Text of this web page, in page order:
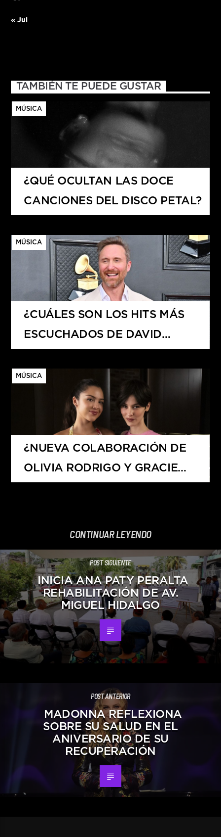
« Jul
TAMBIÉN TE PUEDE GUSTAR
MÚSICA
¿QUÉ OCULTAN LAS DOCE
CANCIONES DEL DISCO PETAL?
MÚSICA
¿CUÁLES SON LOS HITS MÁS
ESCUCHADOS DE DAVID
MÚSICA
¿NUEVA COLABORACIÓN DE
OLIVIA RODRIGO Y GRACIE
CONTINUAR LEYENDO
POST SIGUIENTE
INICIA ANA PATY PERALTA
REHABILITACIÓN DE AV.
MIGUEL HIDALGO
POST ANTERIOR
MADONNA REFLEXIONA
SOBRE SU SALUD EN EL
ANIVERSARIO DE SU
RECUPERACIÓN